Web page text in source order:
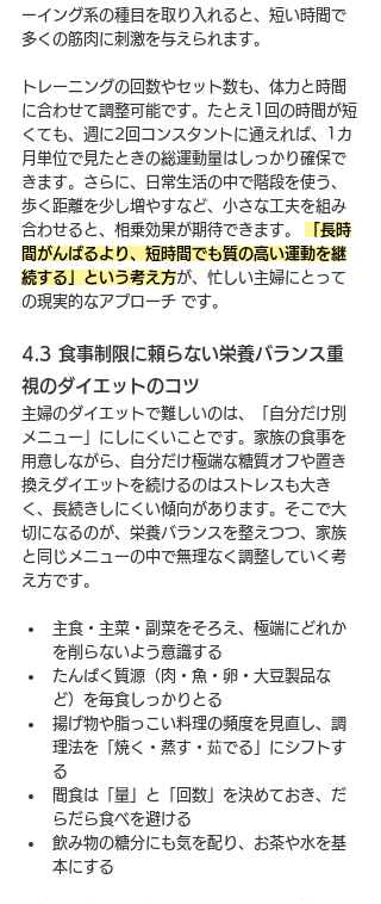
ーイング系の種目を取り入れると、短い時間で
多くの筋肉に刺激を与えられます。
トレーニングの回数やセット数も、体力と時間
に合わせて調整可能です。たとえ1回の時間が短
くても、週に2回コンスタントに通えれば、1カ
月単位で見たときの総運動量はしっかり確保で
きます。さらに、日常生活の中で階段を使う、
歩く距離を少し増やすなど、小さな工夫を組み
合わせると、相乗効果が期待できます。
「長時
間がんばるより、短時間でも質の高い運動を継
続する」という考え方が、忙しい主婦にとって
の現実的なアプローチ です。
4.3 食事制限に頼らない栄養バランス重
視のダイエットのコツ
主婦のダイエットで難しいのは、「自分だけ別
メニュー」にしにくいことです。家族の食事を
用意しながら、自分だけ極端な糖質オフや置き
換えダイエットを続けるのはストレスも大き
く、長続きしにくい傾向があります。そこで大
切になるのが、栄養バランスを整えつつ、家族
と同じメニューの中で無理なく調整していく考
え方です。
主食・主菜・副菜をそろえ、極端にどれか
を削らないよう意識する
たんぱく質源（肉・魚・卵・大豆製品な
ど）を毎食しっかりとる
揚げ物や脂っこい料理の頻度を見直し、調
理法を「焼く・蒸す・茹でる」にシフトす
る
間食は「量」と「回数」を決めておき、だ
らだら食べを避ける
飲み物の糖分にも気を配り、お茶や水を基
本にする